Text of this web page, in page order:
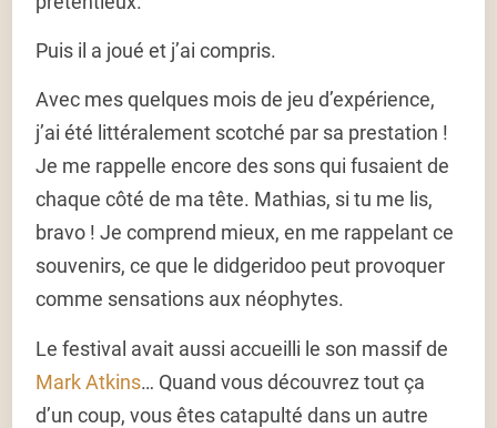
Puis il a joué et j’ai compris.
Avec mes quelques mois de jeu d’expérience,
j’ai été littéralement scotché par sa prestation !
Je me rappelle encore des sons qui fusaient de
chaque côté de ma tête. Mathias, si tu me lis,
bravo ! Je comprend mieux, en me rappelant ce
souvenirs, ce que le didgeridoo peut provoquer
comme sensations aux néophytes.
Le festival avait aussi accueilli le son massif de
Mark Atkins… Quand vous découvrez tout ça
d’un coup, vous êtes catapulté dans un autre